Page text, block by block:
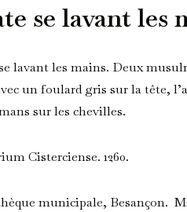
se lavant les
lavant les mains. Deux
un foulard gris sur la tête,
sur les chevilles.
Cisterciense. 1260.
municipale, Besançon.